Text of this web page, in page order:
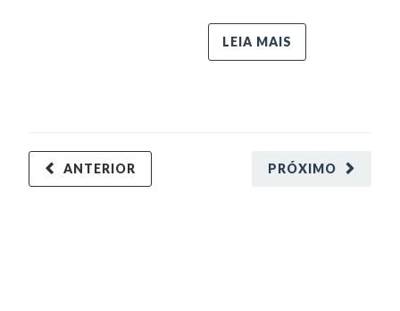
LEIA MAIS
PRÓXIMO
ANTERIOR